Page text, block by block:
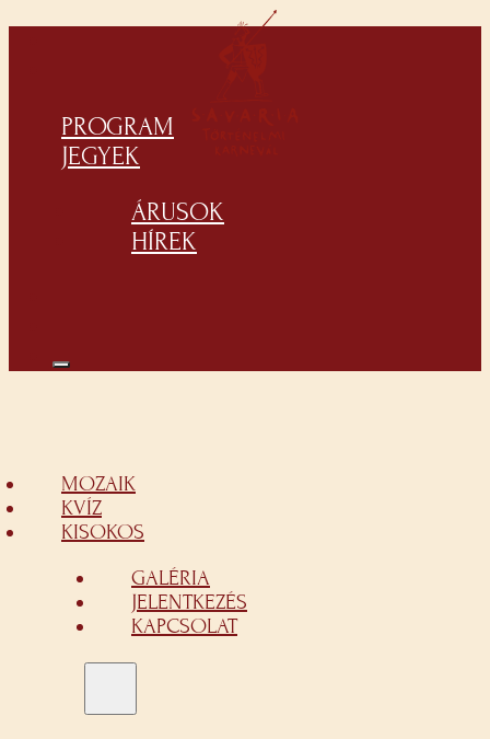
PROGRAM
JEGYEK
ÁRUSOK
HÍREK
MOZAIK
KVÍZ
KISOKOS
GALÉRIA
JELENTKEZÉS
KAPCSOLAT